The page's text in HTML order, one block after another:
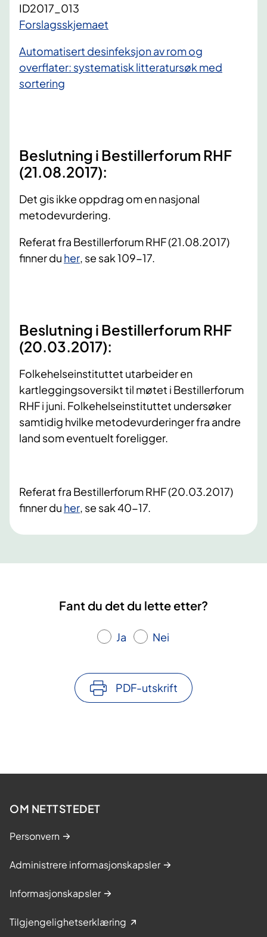
ID2017_013
Forslagsskjemaet​
Automatisert desinfeksjon av rom og
overflater: systematisk litteratursøk med
sortering
Beslutning i Bestillerforum RHF
(21.08.2017):
Det gis ikke oppdrag om en nasjonal
metodevurdering.
Referat fra Bestillerforum RHF (21.08.2017)
finner du her , se sak 109-17.
Beslutning i Bestillerforum RHF
(20.03.2017):
Folkehelseinstituttet utarbeider en
kartleggingsoversikt til møtet i Bestillerforum
RHF i juni. Folkehelseinstituttet undersøker
samtidig hvilke metodevurderinger fra andre
land som eventuelt foreligger.
Referat fra Bestillerforum RHF (20.03.2017)
finner du her , se sak 40-17.
Fant du det du lette etter?
Ja Nei
PDF-utskrift
OM NETTSTEDET
Personvern
Administrere informasjonskapsler
Informasjonskapsler
Tilgjengelighetserklæring